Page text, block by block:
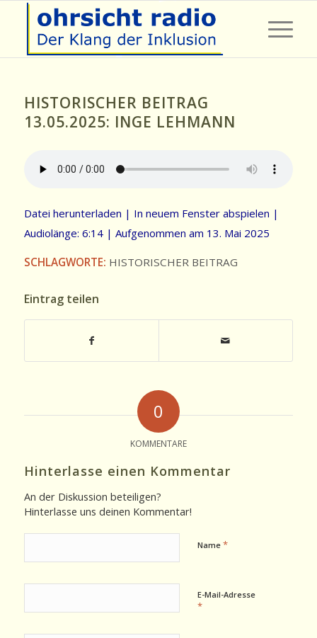
HISTORISCHER BEITRAG
13.05.2025: INGE LEHMANN
Datei herunterladen | In neuem Fenster abspielen |
Audiolänge: 6:14| Aufgenommen am 13. Mai 2025
SCHLAGWORTE: HISTORISCHER BEITRAG
Eintrag teilen
0
KOMMENTARE
Hinterlasse einen Kommentar
An der Diskussion beteiligen?
Hinterlasse uns deinen Kommentar!
Name *
E-Mail-Adresse
*